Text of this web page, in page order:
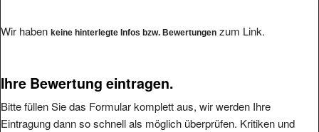
Wir haben keine hinterlegte Infos bzw. Bewertungen zum Link.
Ihre Bewertung eintragen.
Bitte füllen Sie das Formular komplett aus, wir werden Ihre
Eintragung dann so schnell als möglich überprüfen. Kritiken und